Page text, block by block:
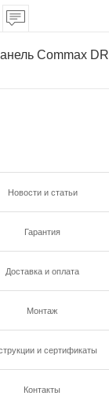
Commax
Новости и статьи
Гарантия
Доставка и оплата
Монтаж
и сертификаты
Контакты